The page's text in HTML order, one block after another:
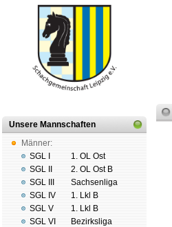
Unsere Mannschaften
Männer:
SGL I
SGL II
SGL III
SGL IV
SGL V
SGL VI
1. OL Ost
2. OL Ost B
Sachsenliga
1. Lkl B
1. Lkl B
Bezirksliga